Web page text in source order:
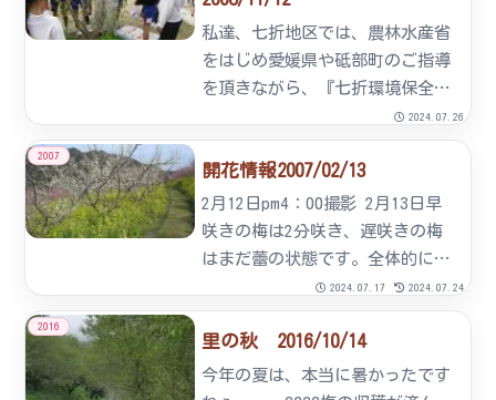
は一部咲きかけていますが、全
体...
私達、七折地区では、農林水産省
をはじめ愛媛県や砥部町のご指導
を頂きながら、『七折環境保全
隊』を作り、地域が一体となっ
て、よりよい景観を作るために活
動しています。活動の一環とし
て、１０月には、宮内小学校３年
生全員により、七折観光梅園に菜
の花の...
2024.07.26
2007
開花情報2007/02/13
2月12日pm4：00撮影 2月13日早
咲きの梅は2分咲き、遅咲きの梅
はまだ蕾の状態です。全体的には
1分咲きです。※2月18日（日）
は会場や駐車場などの環境整備に
あたります。 梅園観覧いただい
てもかまいませんが、ご迷惑をお
2024.07.17 2024.07.24
2016
里の秋 2016/10/14
今年の夏は、本当に暑かったです